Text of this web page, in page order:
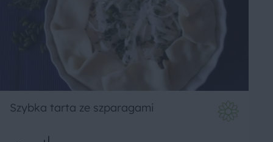
Szybka tarta ze szparagami